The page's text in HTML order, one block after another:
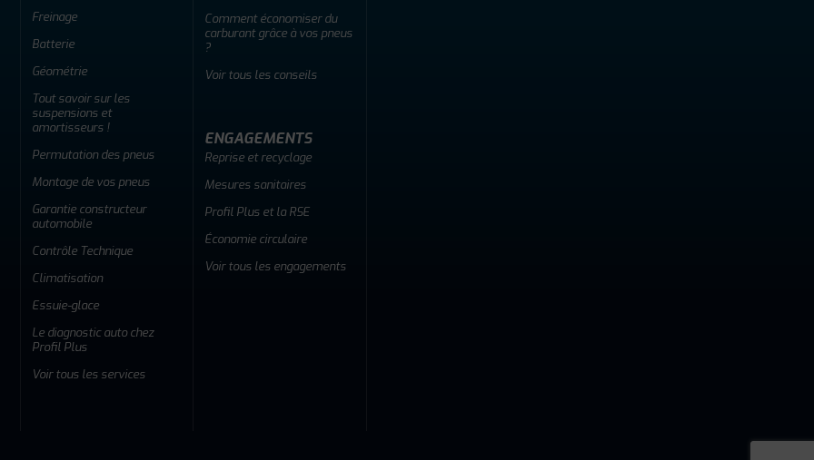
Freinage
Batterie
Géométrie
Tout savoir sur les
suspensions et
amortisseurs !
Permutation des pneus
Montage de vos pneus
Garantie constructeur
automobile
Contrôle Technique
Climatisation
Essuie-glace
Le diagnostic auto chez
Profil Plus
Voir tous les services
Comment économiser du
carburant grâce à vos pneus
?
Voir tous les conseils
ENGAGEMENTS
Reprise et recyclage
Mesures sanitaires
Profil Plus et la RSE
Économie circulaire
Voir tous les engagements